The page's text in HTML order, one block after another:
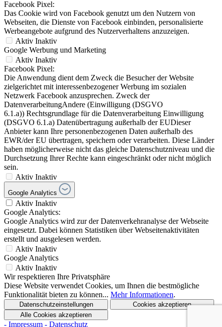
Facebook Pixel:
Das Cookie wird von Facebook genutzt um den Nutzern von
Webseiten, die Dienste von Facebook einbinden, personalisierte
Werbeangebote aufgrund des Nutzerverhaltens anzuzeigen.
Aktiv Inaktiv
Google Werbung und Marketing
Aktiv Inaktiv
Facebook Pixel:
Die Anwendung dient dem Zweck die Besucher der Website
zielgerichtet mit interessenbezogener Werbung im sozialen
Netzwerk Facebook anzusprechen. Zweck der
DatenverarbeitungAndere (Einwilligung (DSGVO
6.1.a)) Rechtsgrundlage für die Datenverarbeitung Einwilligung
(DSGVO 6.1.a) Datenübertragung außerhalb der EUDieser
Anbieter kann Ihre personenbezogenen Daten außerhalb des
EWR/der EU übertragen, speichern oder verarbeiten. Diese Länder
haben möglicherweise nicht das gleiche Datenschutzniveau und die
Durchsetzung Ihrer Rechte kann eingeschränkt oder nicht möglich
sein.
Aktiv Inaktiv
Google Analytics
Aktiv Inaktiv
Google Analytics:
Google Analytics wird zur der Datenverkehranalyse der Webseite
eingesetzt. Dabei können Statistiken über Webseitenaktivitäten
erstellt und ausgelesen werden.
Aktiv Inaktiv
Google Analytics
Aktiv Inaktiv
Wir respektieren Ihre Privatsphäre
Diese Website verwendet Cookies, um Ihnen die bestmögliche
Funktionalität bieten zu können... Mehr Informationen.
Datenschutzeinstellungen
Cookies akzeptieren
Alle Cookies akzeptieren
- Impressum - Datenschutz